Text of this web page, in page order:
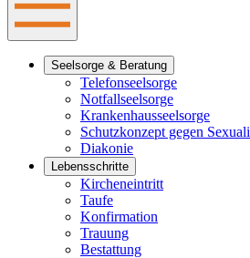
Seelsorge & Beratung
Telefonseelsorge
Notfallseelsorge
Krankenhausseelsorge
Schutzkonzept gegen
Diakonie
Lebensschritte
Kircheneintritt
Taufe
Konfirmation
Trauung
Bestattung